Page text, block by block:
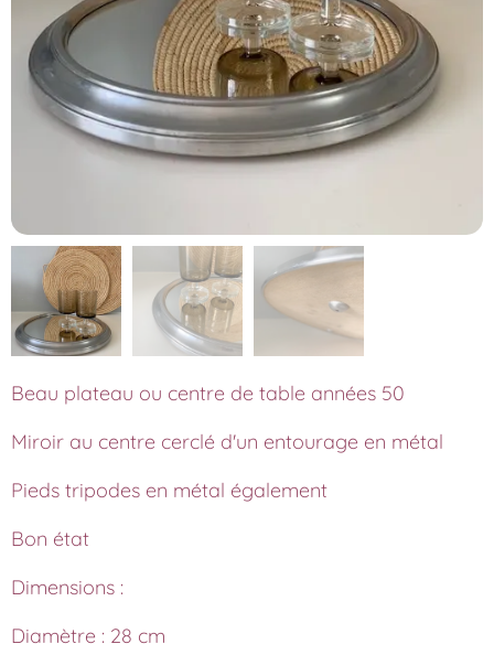
Beau plateau ou centre de table années 50
Miroir au centre cerclé d'un entourage en métal
Pieds tripodes en métal également
Bon état
Dimensions :
Diamètre : 28 cm